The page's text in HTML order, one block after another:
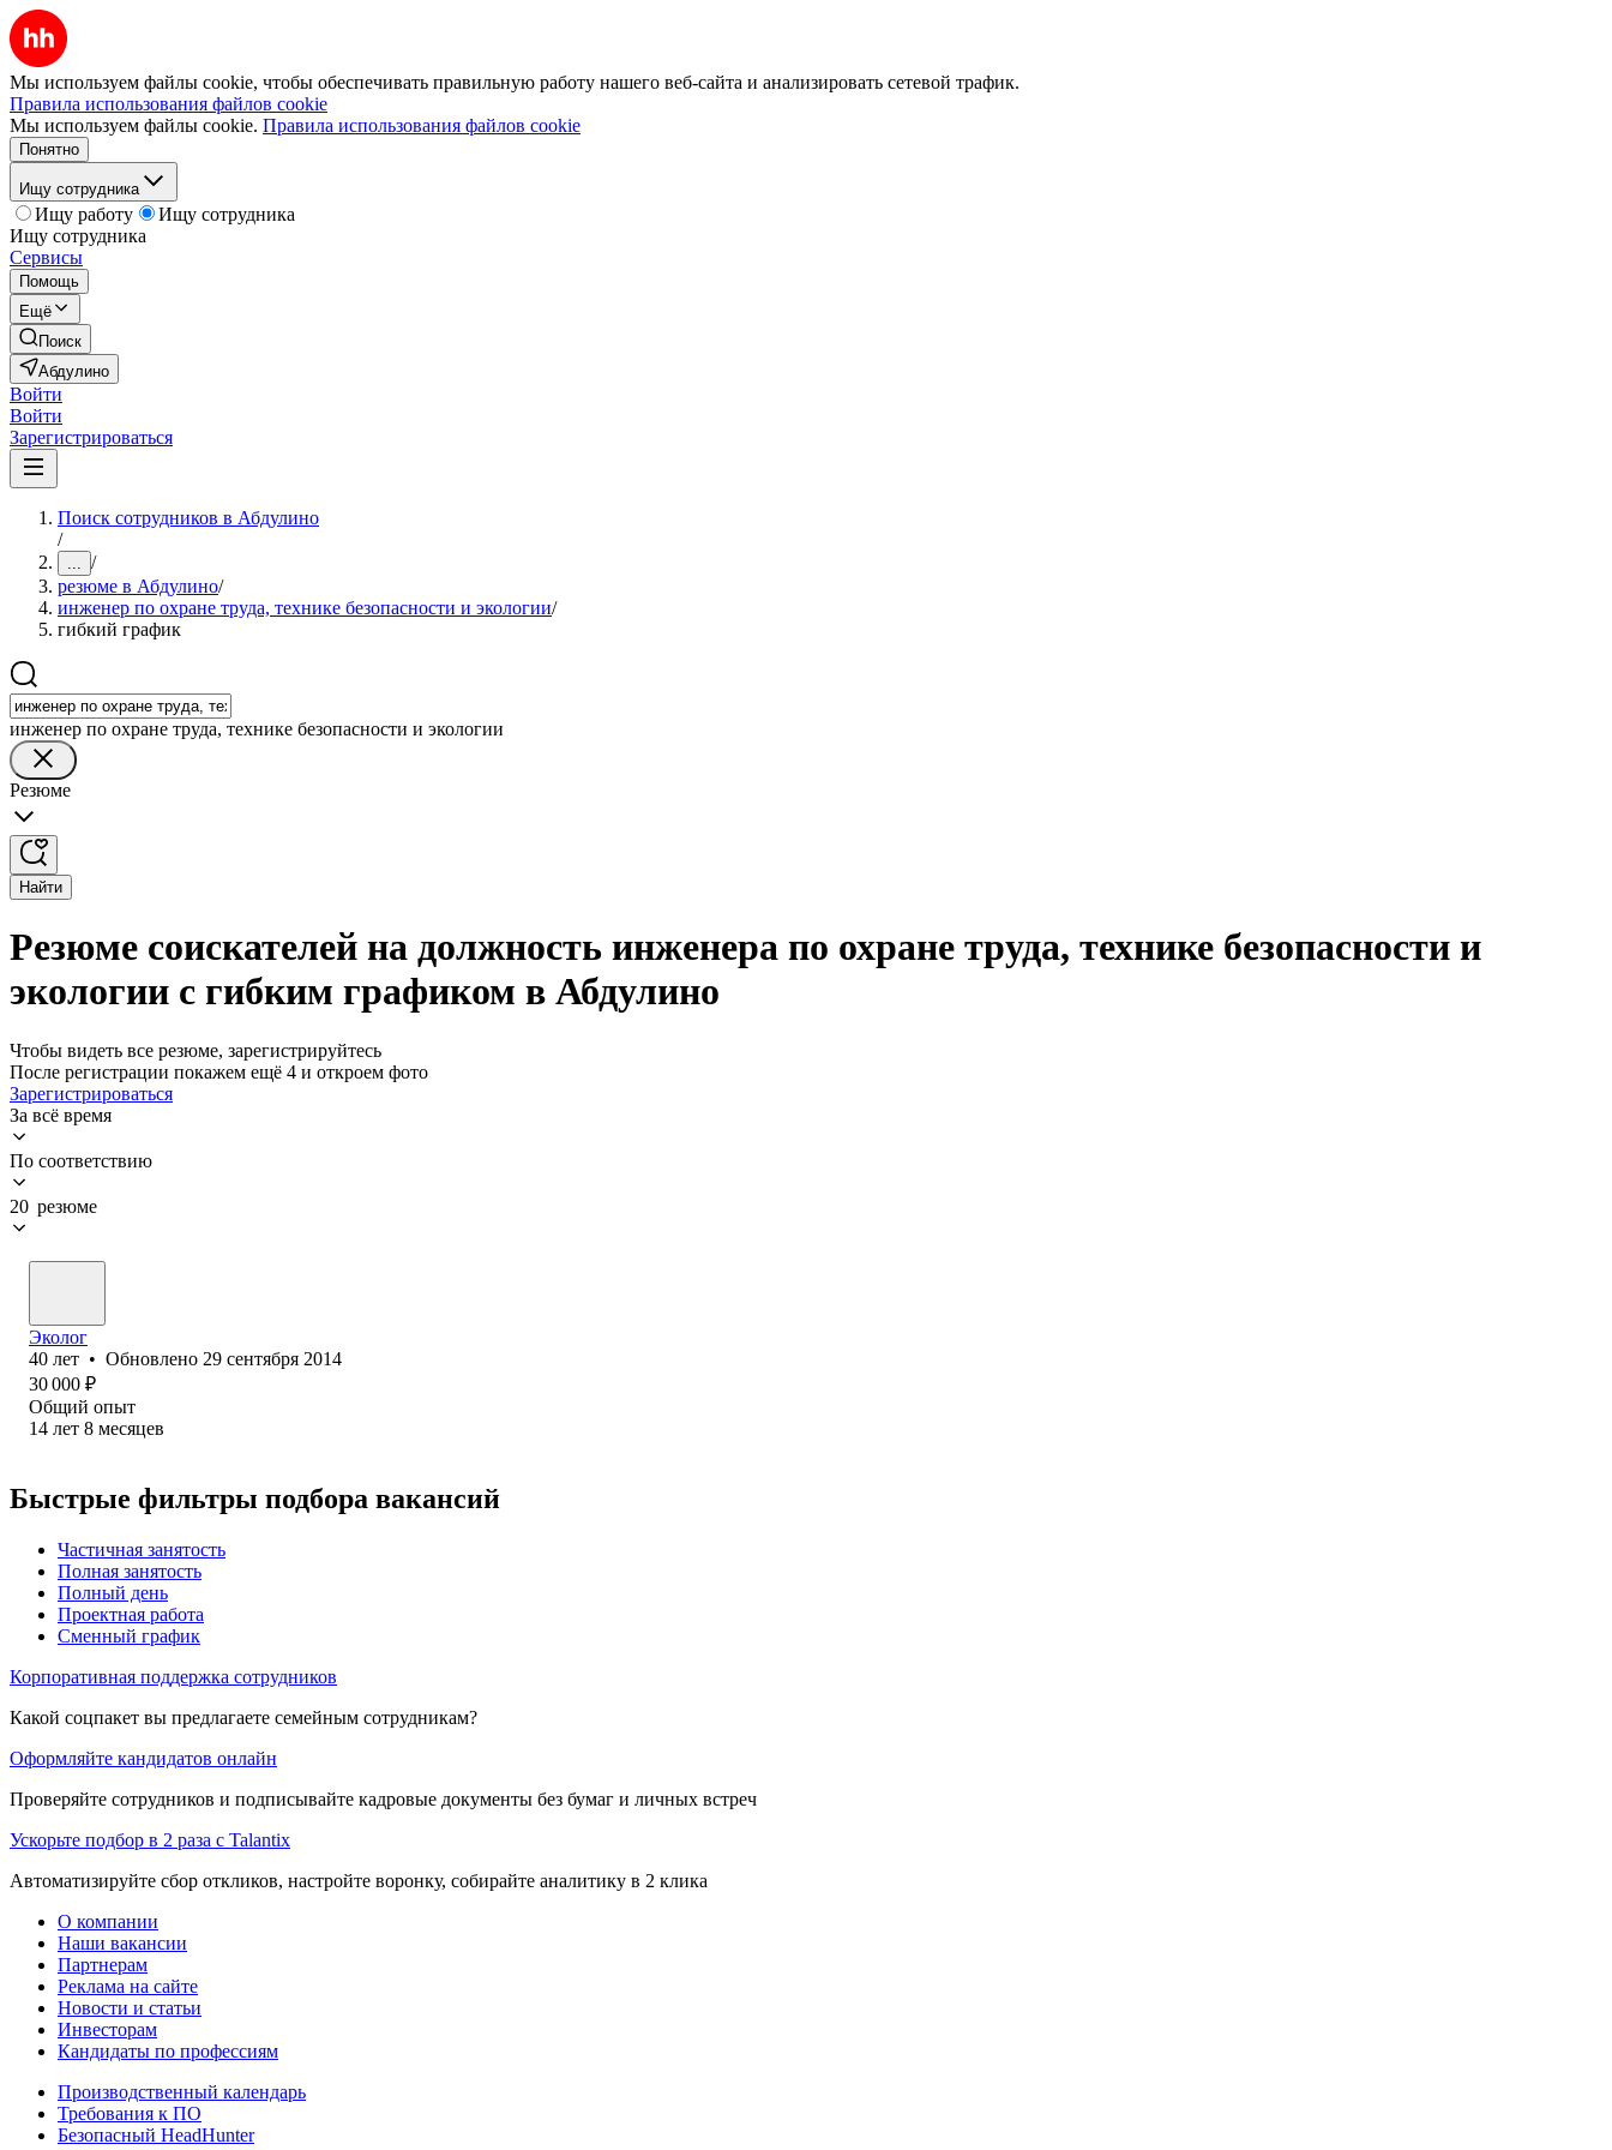
Мы используем файлы cookie, чтобы обеспечивать правильную работу нашего веб-сайта и анализировать сетевой трафик.
Правила использования файлов cookie
Мы используем файлы cookie. Правила использования файлов cookie
Понятно
Ищу сотрудника
Ищу работу
Ищу сотрудника
Ищу сотрудника
Сервисы
Помощь
Ещё
Поиск
Абдулино
Войти
Войти
Зарегистрироваться
Поиск сотрудников в Абдулино
/
... /
резюме в Абдулино/
инженер по охране труда, технике безопасности и экологии/
гибкий график
инженер по охране труда, технике безопасности и экологии
Резюме
Найти
Резюме соискателей на должность инженера по охране труда, технике безопасности и
экологии с гибким графиком в Абдулино
Чтобы видеть все резюме, зарегистрируйтесь
После регистрации покажем ещё 4 и откроем фото
Зарегистрироваться
За всё время
По соответствию
20 резюме
Эколог
40 лет • Обновлено 29 сентября 2014
30 000 ₽
Общий опыт
14 лет 8 месяцев
Быстрые фильтры подбора вакансий
Частичная занятость
Полная занятость
Полный день
Проектная работа
Сменный график
Корпоративная поддержка сотрудников
Какой соцпакет вы предлагаете семейным сотрудникам?
Оформляйте кандидатов онлайн
Проверяйте сотрудников и подписывайте кадровые документы без бумаг и личных встреч
Ускорьте подбор в 2 раза с Talantix
Автоматизируйте сбор откликов, настройте воронку, собирайте аналитику в 2 клика
О компании
Наши вакансии
Партнерам
Реклама на сайте
Новости и статьи
Инвесторам
Кандидаты по профессиям
Производственный календарь
Требования к ПО
Безопасный HeadHunter